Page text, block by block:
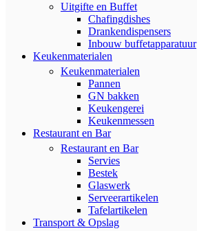
Uitgifte en Buffet
Chafingdishes
Drankendispensers
Inbouw buffetapparatuur
Keukenmaterialen
Keukenmaterialen
Pannen
GN bakken
Keukengerei
Keukenmessen
Restaurant en Bar
Restaurant en Bar
Servies
Bestek
Glaswerk
Serveerartikelen
Tafelartikelen
Transport & Opslag